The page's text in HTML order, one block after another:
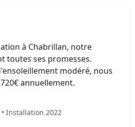
à Chabrillan, notre
toutes ses promesses.
modéré, nous
annuellement.
Installation 2022